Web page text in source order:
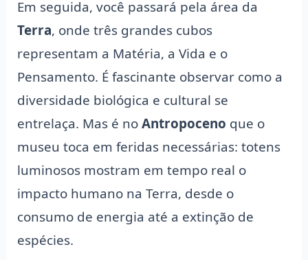
Em seguida, você passará pela área da
Terra, onde três grandes cubos
representam a Matéria, a Vida e o
Pensamento. É fascinante observar como a
diversidade biológica e cultural se
entrelaça. Mas é noAntropoceno que o
museu toca em feridas necessárias: totens
luminosos mostram em tempo real o
impacto humano na Terra, desde o
consumo de energia até a extinção de
espécies.